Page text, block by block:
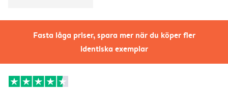
Fasta låga priser, spara mer när du köper fler
identiska exemplar